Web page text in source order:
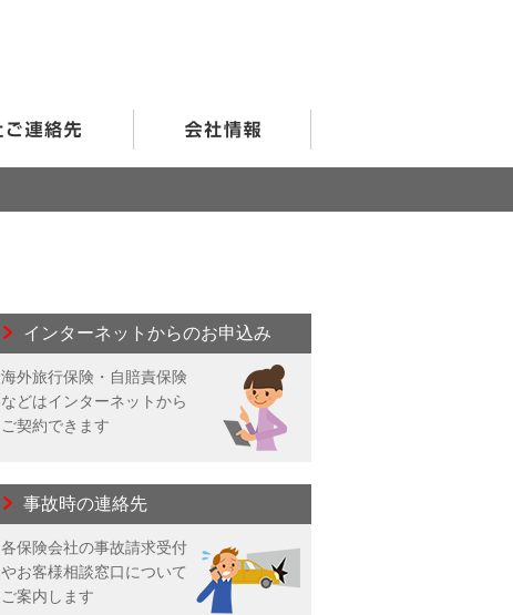
インターネットからのお申込み
海外旅行保険・自賠責保険
などはインターネットから
ご契約できます
事故時の連絡先
各保険会社の事故請求受付
やお客様相談窓口について
ご案内します